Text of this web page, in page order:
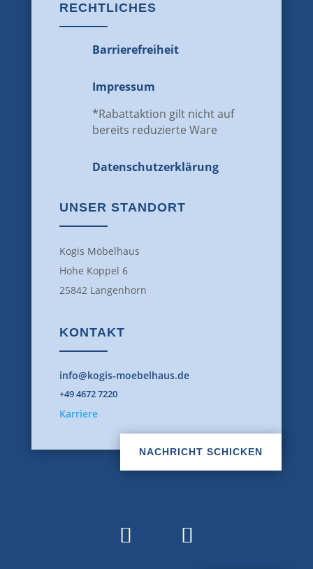
RECHTLICHES
Barrierefreiheit
Impressum
*Rabattaktion gilt nicht auf
bereits reduzierte Ware
Datenschutz­erklärung
UNSER STANDORT
Kogis Möbelhaus
Hohe Koppel 6
25842 Langenhorn
KONTAKT
info@kogis-moebelhaus.de
+49 4672 7220
Karriere
NACHRICHT SCHICKEN